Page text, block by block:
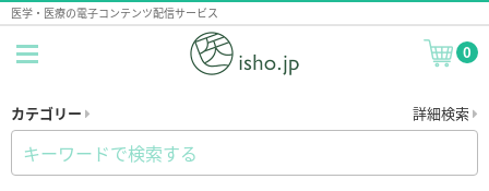
医学・医療の電子コンテンツ配信サービス
0
カテゴリー 詳細検索